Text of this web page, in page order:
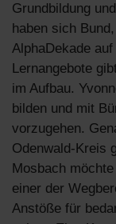
Grundbildung
haben sich
AlphaDekade
Lernangebote
im Aufbau.
bilden und mit
vorzugehen.
Odenwald-Kreis
Mosbach
einer der
Anstöße für